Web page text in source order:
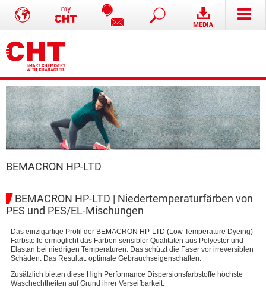
BEMACRON HP-LTD
BEMACRON HP-LTD | Niedertemperaturfärben von
PES und PES/EL-Mischungen
Das einzigartige Profil der BEMACRON HP-LTD (Low Temperature Dyeing)
Farbstoffe ermöglicht das Färben sensibler Qualitäten aus Polyester und
Elastan bei niedrigen Temperaturen. Das schützt die Faser vor irreversiblen
Schäden. Das Resultat: optimale Gebrauchseigenschaften.
Zusätzlich bieten diese High Performance Dispersionsfarbstoffe höchste
Waschechtheiten auf Grund ihrer Verseifbarkeit.